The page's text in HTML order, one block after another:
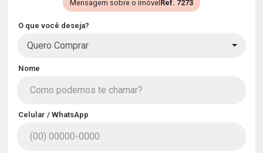
Mensagem sobre o imóvel Ref. 7273
O que você deseja?
Quero Comprar
Nome
Celular / WhatsApp